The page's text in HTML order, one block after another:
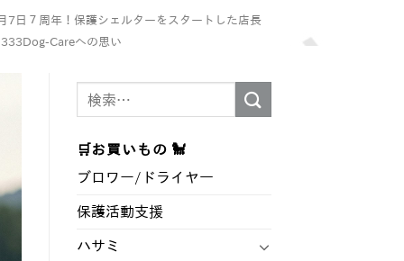
7日７周年！保護シェルターをスタートした店長
Careへの思い
象:
🛒お買いもの 🐩
ブロワー/ドライヤ―
保護活動支援
ハサミ